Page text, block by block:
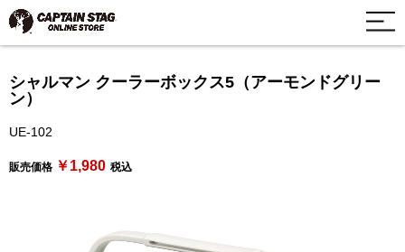
シャルマン クーラーボックス5（アーモンドグリー
ン）
UE-102
販売価格 ￥1,980 税込